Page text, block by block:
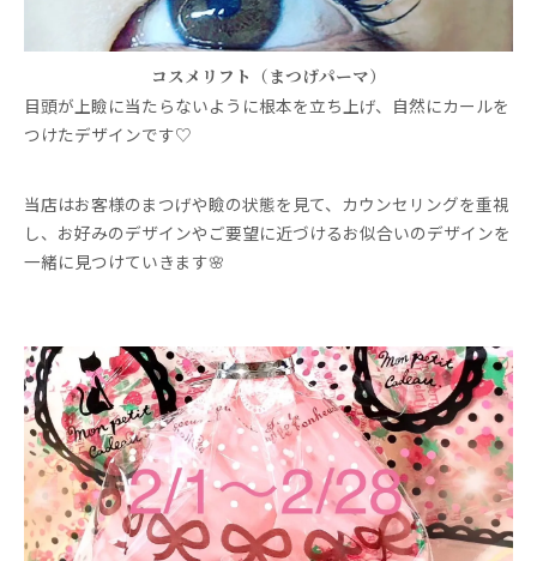
コスメリフト（まつげパーマ）
目頭が上瞼に当たらないように根本を立ち上げ、自然にカールを
つけたデザインです♡
当店はお客様のまつげや瞼の状態を見て、カウンセリングを重視
し、お好みのデザインやご要望に近づけるお似合いのデザインを
一緒に見つけていきます🌸